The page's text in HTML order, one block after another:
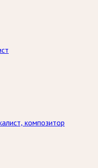
композитор